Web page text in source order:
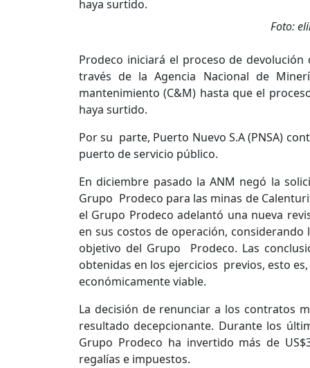
Foto:
Prodeco iniciará el proceso de
través de la Agencia Nacional de
mantenimiento (C&M) hasta que el
haya surtido.
Por su parte, Puerto Nuevo S.A (PNSA)
puerto de servicio público.
En diciembre pasado la ANM negó la
Grupo Prodeco para las minas de
el Grupo Prodeco adelantó una nueva
en sus costos de operación,
objetivo del Grupo Prodeco. Las
obtenidas en los ejercicios previos, esto
económicamente viable.
La decisión de renunciar a los contratos
resultado decepcionante. Durante los
Grupo Prodeco ha invertido más de
regalías e impuestos.